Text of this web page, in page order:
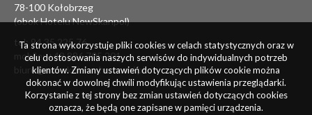
78-100 Kołobrzeg
(obok Hotelu NewSkanpol)
tel: 94 35 225 76
mobile:+48 886 705 201
biuro@moreknieruchomosci.pl
Ta strona wykorzystuje pliki cookies w celach statystycznych oraz w
celu dostosowania naszych serwisów do indywidualnych potrzeb
klientów. Zmiany ustawień dotyczących plików cookie można
dokonać w dowolnej chwili modyfikując ustawienia przeglądarki.
Korzystanie z tej strony bez zmian ustawień dotyczących cookies
oznacza, że będą one zapisane w pamięci urządzenia.